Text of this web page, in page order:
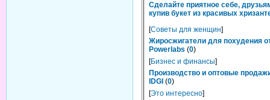
Сделайте приятное себе,
купив букет из красивых
[Советы для женщин]
Жиросжигатели для похудения
Powerlabs (0)
[Бизнес и финансы]
Производство и оптовые
IDGI (0)
[Это интересно]